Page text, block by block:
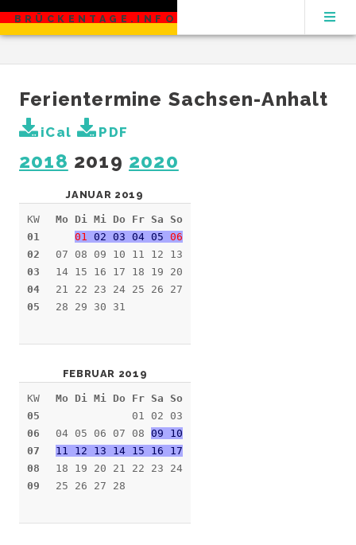
BRÜCKENTAGE.INFO
Ferientermine Sachsen-Anhalt
iCal PDF
2018 2019 2020
JANUAR 2019
KW
01
02
03
04
05
Mo Di Mi Do Fr Sa So
01 02 03 04 05 06
07 08 09 10 11 12 13
14 15 16 17 18 19 20
21 22 23 24 25 26 27
28 29 30 31
FEBRUAR 2019
KW
05
06
07
08
09
Mo Di Mi Do Fr Sa So
01 02 03
04 05 06 07 08 09 10
11 12 13 14 15 16 17
18 19 20 21 22 23 24
25 26 27 28